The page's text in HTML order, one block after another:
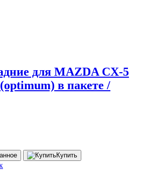
для MAZDA CX-5
в пакете /
Купить